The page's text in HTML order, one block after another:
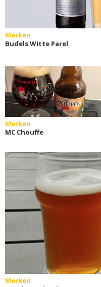
Merken
Budels Witte Parel
Merken
MC Chouffe
Merken